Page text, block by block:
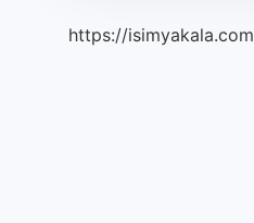
https://isimyakala.com